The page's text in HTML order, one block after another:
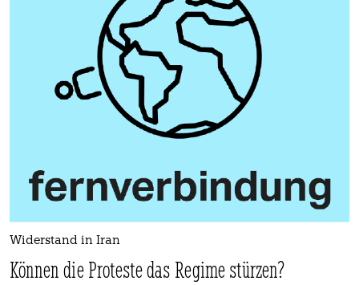
Widerstand in Iran
Können die Proteste das Regime stürzen?